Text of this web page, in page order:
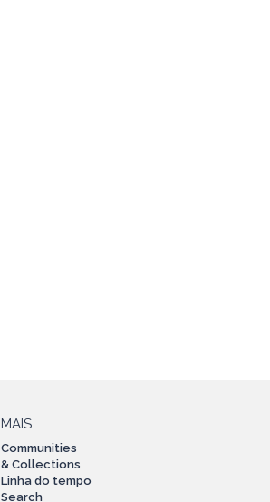
MAIS
Communities
& Collections
Linha do tempo
Search